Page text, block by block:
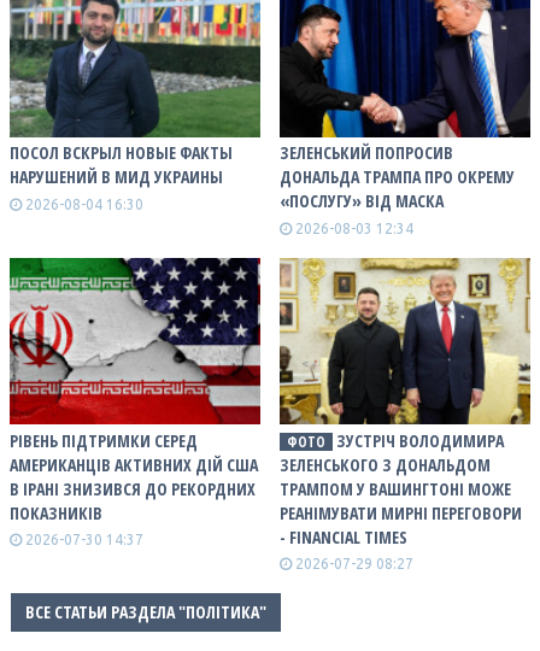
ПОСОЛ ВСКРЫЛ НОВЫЕ ФАКТЫ
НАРУШЕНИЙ В МИД УКРАИНЫ
2026-08-04 16:30
ЗЕЛЕНСЬКИЙ ПОПРОСИВ
ДОНАЛЬДА ТРАМПА ПРО ОКРЕМУ
«ПОСЛУГУ» ВІД МАСКА
2026-08-03 12:34
РІВЕНЬ ПІДТРИМКИ СЕРЕД
АМЕРИКАНЦІВ АКТИВНИХ ДІЙ США
В ІРАНІ ЗНИЗИВСЯ ДО РЕКОРДНИХ
ПОКАЗНИКІВ
2026-07-30 14:37
ФОТО
ЗУСТРІЧ ВОЛОДИМИРА
ЗЕЛЕНСЬКОГО З ДОНАЛЬДОМ
ТРАМПОМ У ВАШИНГТОНІ МОЖЕ
РЕАНІМУВАТИ МИРНІ ПЕРЕГОВОРИ
- FINANCIAL TIMES
2026-07-29 08:27
ВСЕ СТАТЬИ РАЗДЕЛА "ПОЛІТИКА"